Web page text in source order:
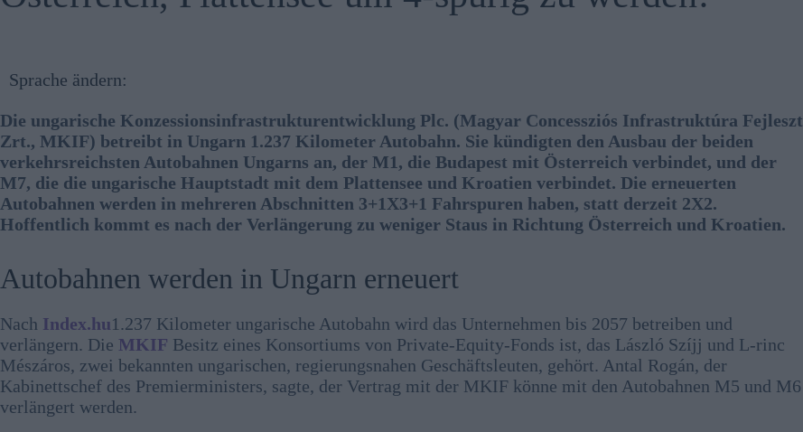
Sprache ändern:
Die ungarische Konzessionsinfrastrukturentwicklung Plc. (Magyar Concessziós Infrastruktúra Fejleszt
Zrt., MKIF) betreibt in Ungarn 1.237 Kilometer Autobahn. Sie kündigten den Ausbau der beiden
verkehrsreichsten Autobahnen Ungarns an, der M1, die Budapest mit Österreich verbindet, und der
M7, die die ungarische Hauptstadt mit dem Plattensee und Kroatien verbindet. Die erneuerten
Autobahnen werden in mehreren Abschnitten 3+1X3+1 Fahrspuren haben, statt derzeit 2X2.
Hoffentlich kommt es nach der Verlängerung zu weniger Staus in Richtung Österreich und Kroatien.
Autobahnen werden in Ungarn erneuert
Nach Index.hu1.237 Kilometer ungarische Autobahn wird das Unternehmen bis 2057 betreiben und
verlängern. Die MKIF Besitz eines Konsortiums von Private-Equity-Fonds ist, das László Szíjj und L-rinc
Mészáros, zwei bekannten ungarischen, regierungsnahen Geschäftsleuten, gehört. Antal Rogán, der
Kabinettschef des Premierministers, sagte, der Vertrag mit der MKIF könne mit den Autobahnen M5 und M6
verlängert werden.